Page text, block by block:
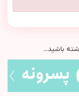
باشید...